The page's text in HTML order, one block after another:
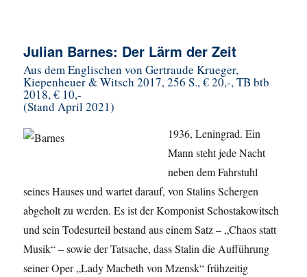
Julian Barnes: Der Lärm der Zeit
Aus dem Englischen von Gertraude Krueger,
Kiepenheuer & Witsch 2017, 256 S., € 20,-, TB btb
2018, € 10,-
(Stand April 2021)
1936, Leningrad. Ein
Mann steht jede Nacht
neben dem Fahrstuhl
seines Hauses und wartet darauf, von Stalins Schergen
abgeholt zu werden. Es ist der Komponist Schostakowitsch
und sein Todesurteil bestand aus einem Satz – „Chaos statt
Musik“ – sowie der Tatsache, dass Stalin die Aufführung
seiner Oper „Lady Macbeth von Mzensk“ frühzeitig